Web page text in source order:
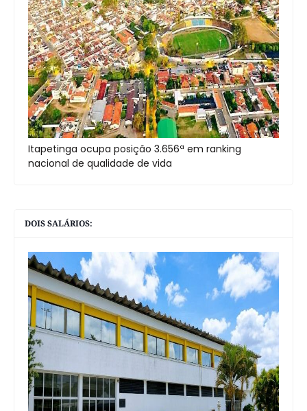
Itapetinga ocupa posição 3.656ª em ranking
nacional de qualidade de vida
DOIS SALÁRIOS: